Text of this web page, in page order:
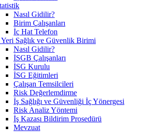
Nasıl Gidilir?
Birim Çalışanları
İç Hat Telefon
Yeri Sağlık ve Güvenlik Birimi
Nasıl Gidilir?
İSGB Çalışanları
İSG Kurulu
İSG Eğitimleri
Çalışan Temsilcileri
Risk Değerlemdirme
İş Sağlığı ve Güvenliği İç Yönergesi
Risk Analiz Yöntemi
İş Kazası Bildirim Prosedürü
Mevzuat